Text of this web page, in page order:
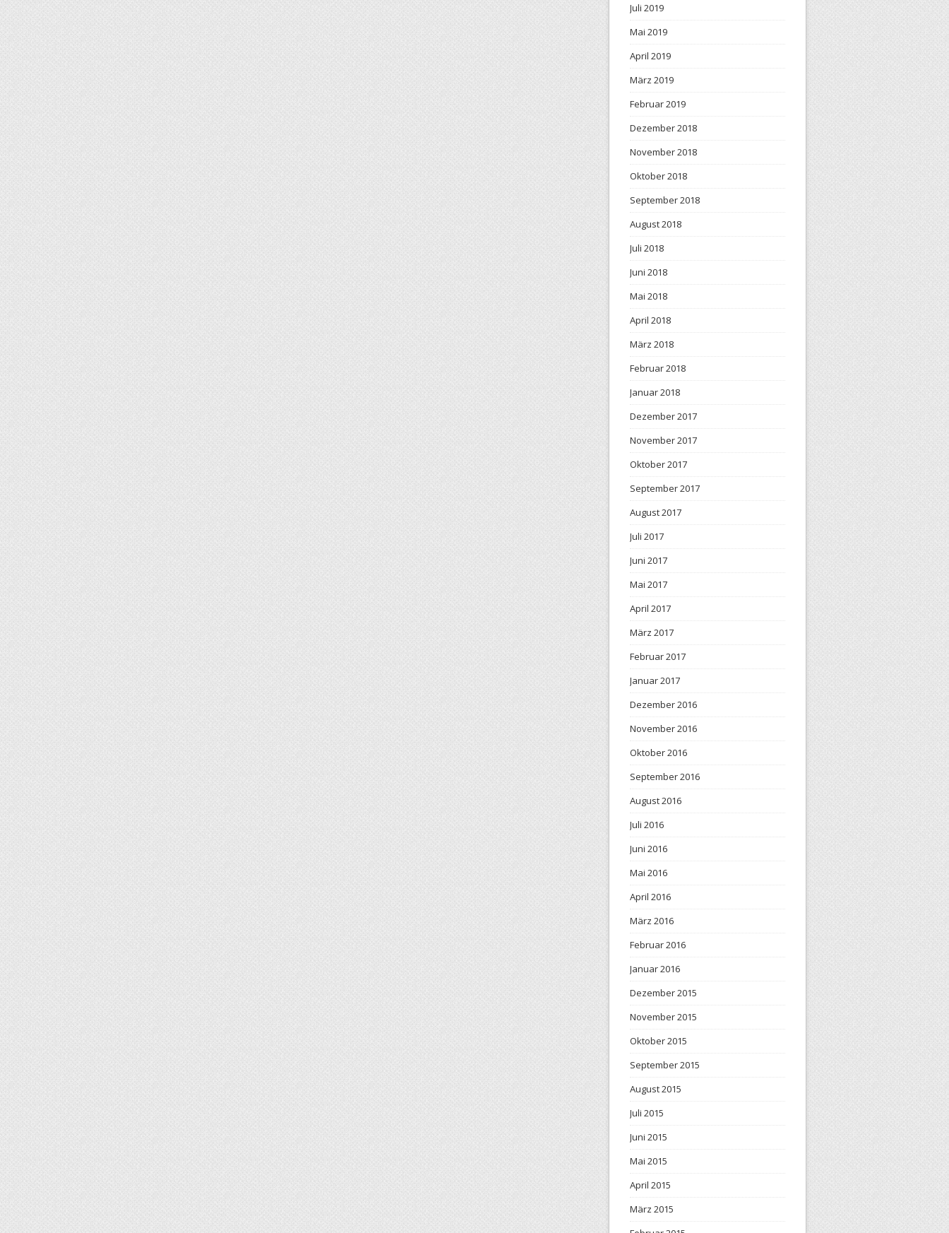
Juli 2019
Mai 2019
April 2019
März 2019
Februar 2019
Dezember 2018
November 2018
Oktober 2018
September 2018
August 2018
Juli 2018
Juni 2018
Mai 2018
April 2018
März 2018
Februar 2018
Januar 2018
Dezember 2017
November 2017
Oktober 2017
September 2017
August 2017
Juli 2017
Juni 2017
Mai 2017
April 2017
März 2017
Februar 2017
Januar 2017
Dezember 2016
November 2016
Oktober 2016
September 2016
August 2016
Juli 2016
Juni 2016
Mai 2016
April 2016
März 2016
Februar 2016
Januar 2016
Dezember 2015
November 2015
Oktober 2015
September 2015
August 2015
Juli 2015
Juni 2015
Mai 2015
April 2015
März 2015